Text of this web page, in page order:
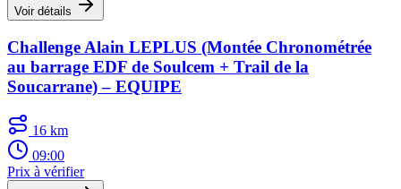
Voir détails
Challenge Alain LEPLUS (Montée Chronométrée
au barrage EDF de Soulcem + Trail de la
Soucarrane) – EQUIPE
16 km
09:00
Prix à vérifier